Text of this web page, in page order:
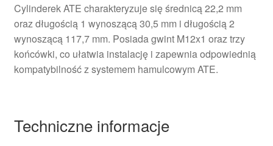
Cylinderek ATE charakteryzuje się średnicą 22,2 mm
oraz długością 1 wynoszącą 30,5 mm i długością 2
wynoszącą 117,7 mm. Posiada gwint M12x1 oraz trzy
końcówki, co ułatwia instalację i zapewnia odpowiednią
kompatybilność z systemem hamulcowym ATE.
Techniczne informacje